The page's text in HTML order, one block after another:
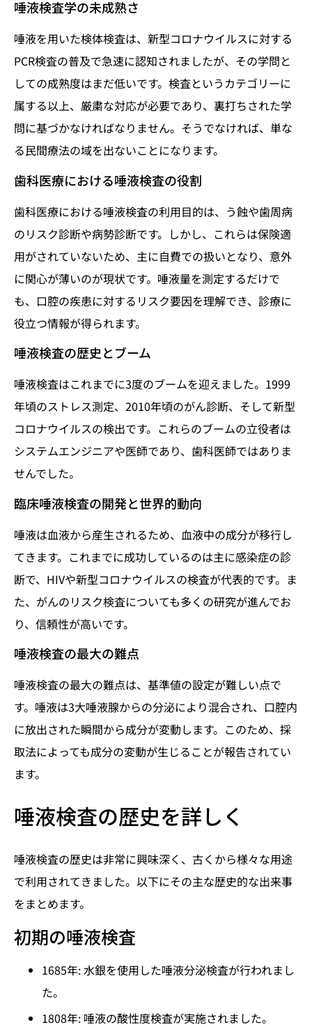
唾液検査学の未成熟さ
唾液を用いた検体検査は、新型コロナウイルスに対する
PCR検査の普及で急速に認知されましたが、その学問と
しての成熟度はまだ低いです。検査というカテゴリーに
属する以上、厳粛な対応が必要であり、裏打ちされた学
問に基づかなければなりません。そうでなければ、単な
る民間療法の域を出ないことになります。
歯科医療における唾液検査の役割
歯科医療における唾液検査の利用目的は、う蝕や歯周病
のリスク診断や病勢診断です。しかし、これらは保険適
用がされていないため、主に自費での扱いとなり、意外
に関心が薄いのが現状です。唾液量を測定するだけで
も、口腔の疾患に対するリスク要因を理解でき、診療に
役立つ情報が得られます。
唾液検査の歴史とブーム
唾液検査はこれまでに3度のブームを迎えました。1999
年頃のストレス測定、2010年頃のがん診断、そして新型
コロナウイルスの検出です。これらのブームの立役者は
システムエンジニアや医師であり、歯科医師ではありま
せんでした。
臨床唾液検査の開発と世界的動向
唾液は血液から産生されるため、血液中の成分が移行し
てきます。これまでに成功しているのは主に感染症の診
断で、HIVや新型コロナウイルスの検査が代表的です。ま
た、がんのリスク検査についても多くの研究が進んでお
り、信頼性が高いです。
唾液検査の最大の難点
唾液検査の最大の難点は、基準値の設定が難しい点で
す。唾液は3大唾液腺からの分泌により混合され、口腔内
に放出された瞬間から成分が変動します。このため、採
取法によっても成分の変動が生じることが報告されてい
ます。
唾液検査の歴史を詳しく
唾液検査の歴史は非常に興味深く、古くから様々な用途
で利用されてきました。以下にその主な歴史的な出来事
をまとめます。
初期の唾液検査
1685年: 水銀を使用した唾液分泌検査が行われまし
た。
1808年: 唾液の酸性度検査が実施されました。